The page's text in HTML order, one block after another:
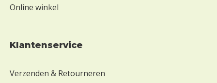
Online winkel
Klantenservice
Verzenden & Retourneren